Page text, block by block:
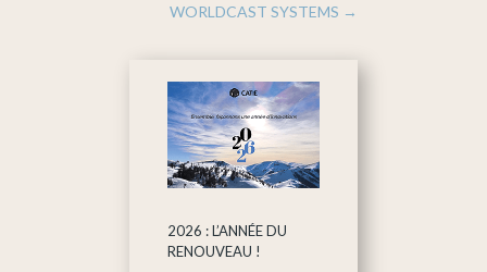
WORLDCAST SYSTEMS →
2026 : L’ANNÉE DU
RENOUVEAU !